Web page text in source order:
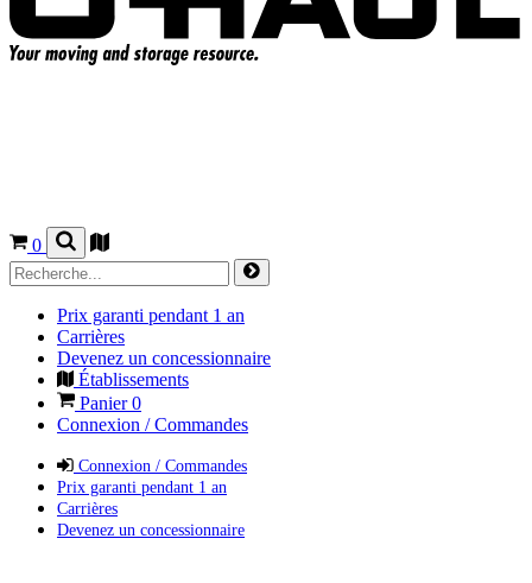
0
Prix garanti pendant 1 an
Carrières
Devenez un concessionnaire
Établissements
Panier0
Connexion / Commandes
Connexion / Commandes
Prix garanti pendant 1 an
Carrières
Devenez un concessionnaire